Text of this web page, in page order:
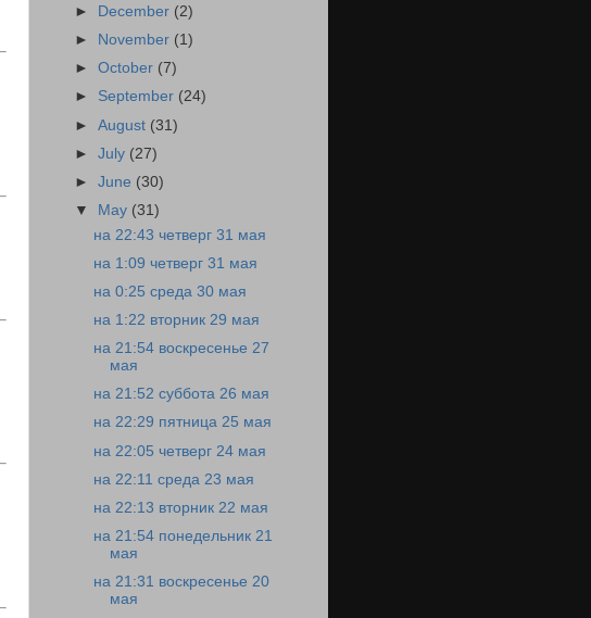
►
December (2)
►
November (1)
►October (7)
► September (24)
►August (31)
►July (27)
►June (30)
▼
May (31)
на 22:43 четверг 31 мая
на 1:09 четверг 31 мая
на 0:25 среда 30 мая
на 1:22 вторник 29 мая
на 21:54 воскресенье 27
мая
на 21:52 суббота 26 мая
на 22:29 пятница 25 мая
на 22:05 четверг 24 мая
на 22:11 среда 23 мая
на 22:13 вторник 22 мая
на 21:54 понедельник 21
мая
на 21:31 воскресенье 20
мая